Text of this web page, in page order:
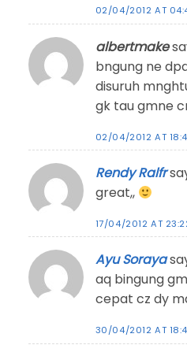
02/04/2012 AT
albertmake
bngung ne
disuruh
gk tau gmne
02/04/2012 AT
Rendy Ralfr
great,,
17/04/2012 AT
Ayu Soraya
aq bingung
cepat cz dy
30/04/2012 AT